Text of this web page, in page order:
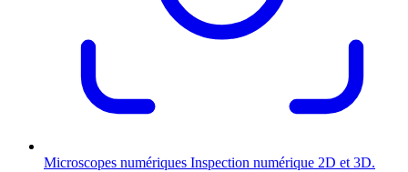
Microscopes numériques Inspection numérique 2D et 3D.